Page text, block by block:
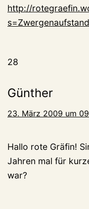
http://
s=Zwergenaufstand
28
Günther
23. März 2009 um
Hallo rote Gräfin!
Jahren mal für
war?